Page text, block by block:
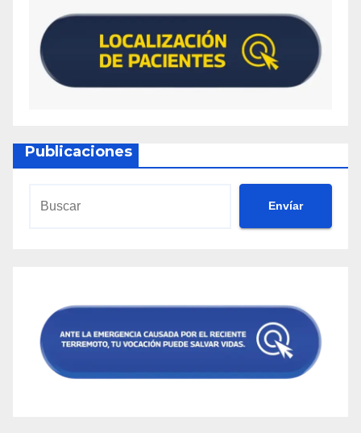
Publicaciones
Envíar